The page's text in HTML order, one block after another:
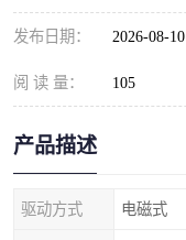
发布日期： 2026-08-10
阅 读 量： 105
产品描述
驱动方式 电磁式